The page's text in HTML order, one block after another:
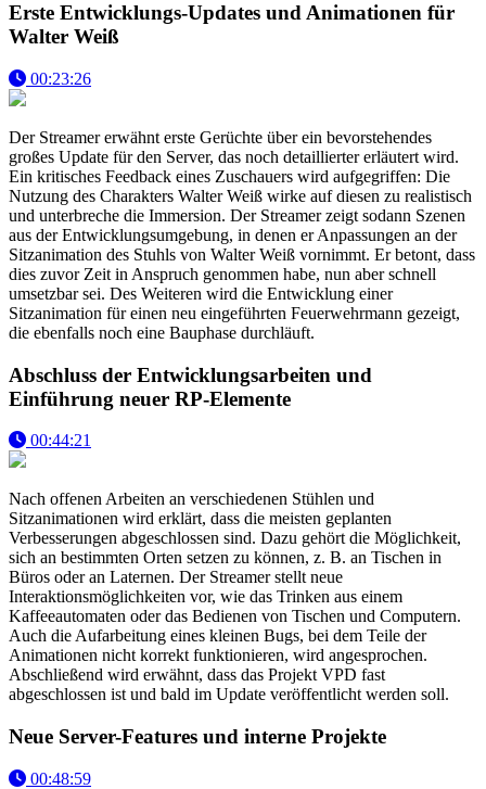
Erste Entwicklungs-Updates und Animationen für
Walter Weiß
00:23:26
Der Streamer erwähnt erste Gerüchte über ein bevorstehendes
großes Update für den Server, das noch detaillierter erläutert wird.
Ein kritisches Feedback eines Zuschauers wird aufgegriffen: Die
Nutzung des Charakters Walter Weiß wirke auf diesen zu realistisch
und unterbreche die Immersion. Der Streamer zeigt sodann Szenen
aus der Entwicklungsumgebung, in denen er Anpassungen an der
Sitzanimation des Stuhls von Walter Weiß vornimmt. Er betont, dass
dies zuvor Zeit in Anspruch genommen habe, nun aber schnell
umsetzbar sei. Des Weiteren wird die Entwicklung einer
Sitzanimation für einen neu eingeführten Feuerwehrmann gezeigt,
die ebenfalls noch eine Bauphase durchläuft.
Abschluss der Entwicklungsarbeiten und
Einführung neuer RP-Elemente
00:44:21
Nach offenen Arbeiten an verschiedenen Stühlen und
Sitzanimationen wird erklärt, dass die meisten geplanten
Verbesserungen abgeschlossen sind. Dazu gehört die Möglichkeit,
sich an bestimmten Orten setzen zu können, z. B. an Tischen in
Büros oder an Laternen. Der Streamer stellt neue
Interaktionsmöglichkeiten vor, wie das Trinken aus einem
Kaffeeautomaten oder das Bedienen von Tischen und Computern.
Auch die Aufarbeitung eines kleinen Bugs, bei dem Teile der
Animationen nicht korrekt funktionieren, wird angesprochen.
Abschließend wird erwähnt, dass das Projekt VPD fast
abgeschlossen ist und bald im Update veröffentlicht werden soll.
Neue Server-Features und interne Projekte
00:48:59